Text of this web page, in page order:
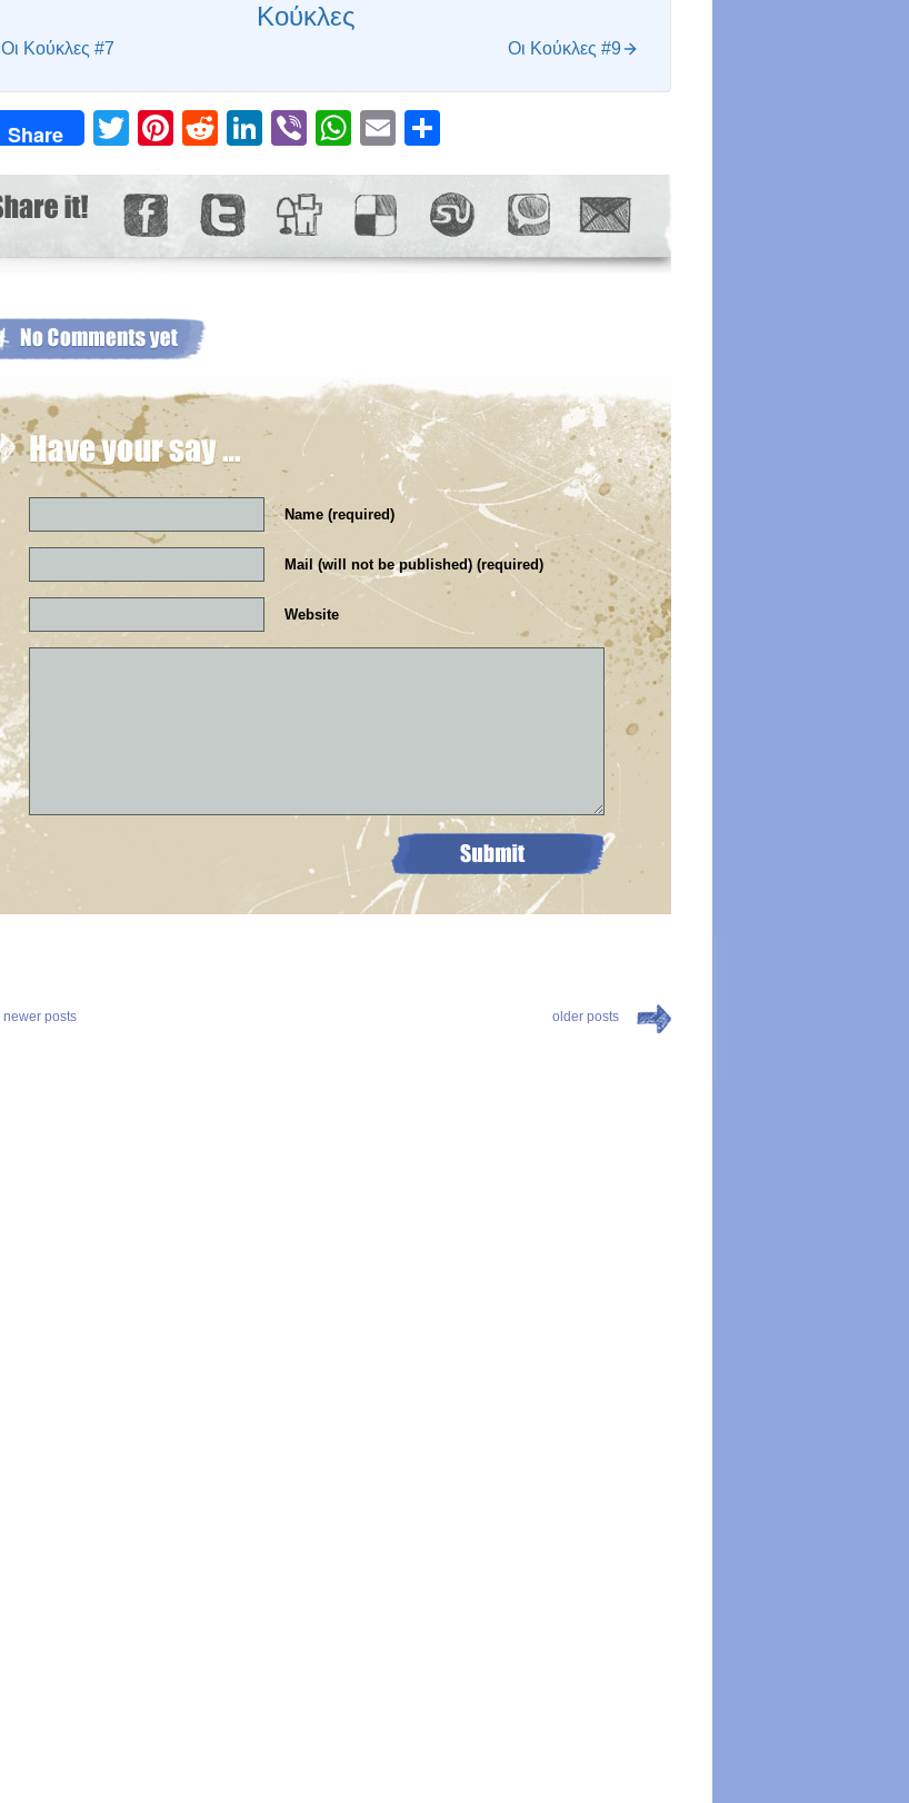
Κούκλες
Οι Κούκλες #7 Οι Κούκλες #9
Share Twitter
Pinterest
RedditLinkedIn
ViberWhatsApp
Email
Name (required)
Mail (will not be published) (required)
Website
newer posts older posts